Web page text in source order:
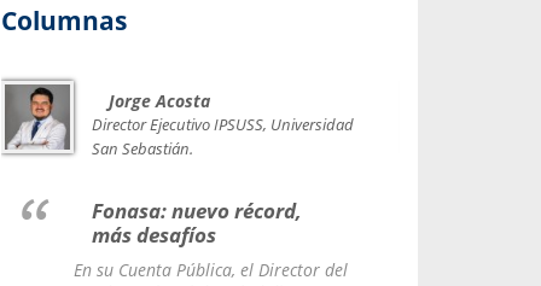
Columnas
Jorge Acosta
Director Ejecutivo IPSUSS, Universidad
San Sebastián.
Fonasa: nuevo récord,
más desafíos
En su Cuenta Pública, el Director del